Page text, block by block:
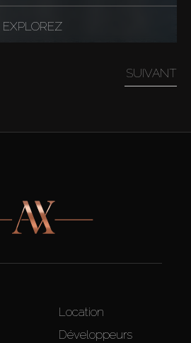
EXPLOREZ
SUIVANT
Location
Développeurs